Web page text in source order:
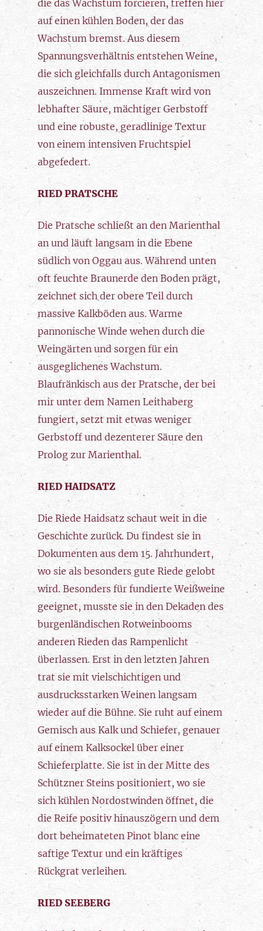
die das Wachstum forcieren, treffen hier
auf einen kühlen Boden, der das
Wachstum bremst. Aus diesem
Spannungsverhältnis entstehen Weine,
die sich gleichfalls durch Antagonismen
auszeichnen. Immense Kraft wird von
lebhafter Säure, mächtiger Gerbstoff
und eine robuste, geradlinige Textur
von einem intensiven Fruchtspiel
abgefedert.
RIED PRATSCHE
Die Pratsche schließt an den Marienthal
an und läuft langsam in die Ebene
südlich von Oggau aus. Während unten
oft feuchte Braunerde den Boden prägt,
zeichnet sich der obere Teil durch
massive Kalkböden aus. Warme
pannonische Winde wehen durch die
Weingärten und sorgen für ein
ausgeglichenes Wachstum.
Blaufränkisch aus der Pratsche, der bei
mir unter dem Namen Leithaberg
fungiert, setzt mit etwas weniger
Gerbstoff und dezenterer Säure den
Prolog zur Marienthal.
RIED HAIDSATZ
Die Riede Haidsatz schaut weit in die
Geschichte zurück. Du findest sie in
Dokumenten aus dem 15. Jahrhundert,
wo sie als besonders gute Riede gelobt
wird. Besonders für fundierte Weißweine
geeignet, musste sie in den Dekaden des
burgenländischen Rotweinbooms
anderen Rieden das Rampenlicht
überlassen. Erst in den letzten Jahren
trat sie mit vielschichtigen und
ausdrucksstarken Weinen langsam
wieder auf die Bühne. Sie ruht auf einem
Gemisch aus Kalk und Schiefer, genauer
auf einem Kalksockel über einer
Schieferplatte. Sie ist in der Mitte des
Schützner Steins positioniert, wo sie
sich kühlen Nordostwinden öffnet, die
die Reife positiv hinauszögern und dem
dort beheimateten Pinot blanc eine
saftige Textur und ein kräftiges
Rückgrat verleihen.
RIED SEEBERG